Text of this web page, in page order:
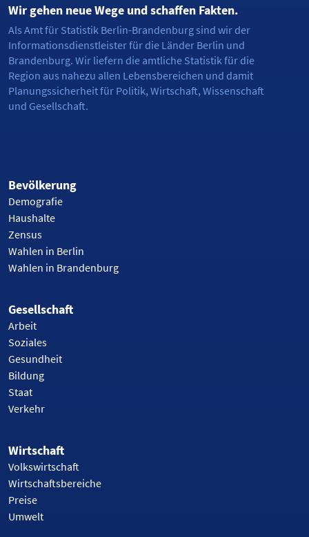
Wir gehen neue Wege und schaffen Fakten.
Als Amt für Statistik Berlin-Brandenburg sind wir der
Informationsdienstleister für die Länder Berlin und
Brandenburg. Wir liefern die amtliche Statistik für die
Region aus nahezu allen Lebensbereichen und damit
Planungssicherheit für Politik, Wirtschaft, Wissenschaft
und Gesellschaft.
Bevölkerung
Demografie
Haushalte
Zensus
Wahlen in Berlin
Wahlen in Brandenburg
Gesellschaft
Arbeit
Soziales
Gesundheit
Bildung
Staat
Verkehr
Wirtschaft
Volkswirtschaft
Wirtschaftsbereiche
Preise
Umwelt